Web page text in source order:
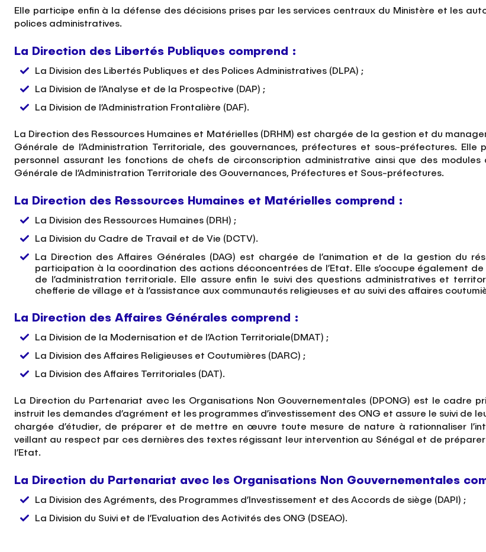
Elle participe enfin à la défense des décisions prises par les services centraux du Ministère et les
polices administratives.
La Direction des Libertés Publiques comprend :
La Division des Libertés Publiques et des Polices Administratives (DLPA) ;
La Division de l’Analyse et de la Prospective (DAP) ;
La Division de l’Administration Frontalière (DAF).
La Direction des Ressources Humaines et Matérielles (DRHM) est chargée de la gestion et du
Générale de l’Administration Territoriale, des gouvernances, préfectures et sous-préfectures.
personnel assurant les fonctions de chefs de circonscription administrative ainsi que des
Générale de l’Administration Territoriale des Gouvernances, Préfectures et Sous-préfectures.
La Direction des Ressources Humaines et Matérielles comprend :
La Division des Ressources Humaines (DRH) ;
La Division du Cadre de Travail et de Vie (DCTV).
La Direction des Affaires Générales (DAG) est chargée de l’animation et de la gestion du
participation à la coordination des actions déconcentrées de l’Etat. Elle s’occupe également
de l’administration territoriale. Elle assure enfin le suivi des questions administratives et
chefferie de village et à l’assistance aux communautés religieuses et au suivi des affaires
La Direction des Affaires Générales comprend :
La Division de la Modernisation et de l’Action Territoriale(DMAT) ;
La Division des Affaires Religieuses et Coutumières (DARC) ;
La Division des Affaires Territoriales (DAT).
La Direction du Partenariat avec les Organisations Non Gouvernementales (DPONG) est le cadre
instruit les demandes d’agrément et les programmes d’investissement des ONG et assure le suivi
chargée d’étudier, de préparer et de mettre en œuvre toute mesure de nature à rationnaliser
veillant au respect par ces dernières des textes régissant leur intervention au Sénégal et de
l’Etat.
La Direction du Partenariat avec les Organisations Non Gouvernementales
La Division des Agréments, des Programmes d’Investissement et des Accords de siège (DAPI) ;
La Division du Suivi et de l’Evaluation des Activités des ONG (DSEAO).